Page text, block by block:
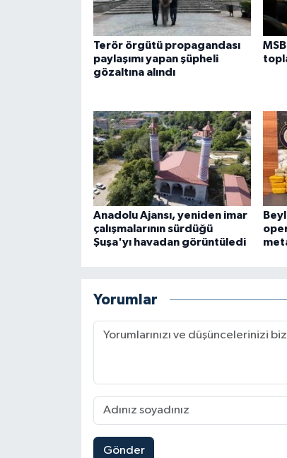
Terör örgütü propagandası
paylaşımı yapan şüpheli
gözaltına alındı
Anadolu Ajansı, yeniden imar
çalışmalarının sürdüğü
Şuşa'yı havadan görüntüledi
Yorumlar
Gönder